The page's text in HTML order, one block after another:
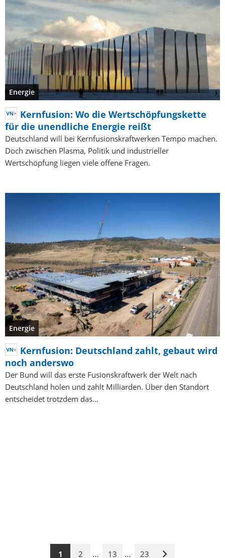
Energie
Kernfusion: Wo die Wertschöpfungskette
für die unendliche Energie reißt
Deutschland will bei Kernfusionskraftwerken Tempo machen.
Doch zwischen Plasma, Politik und industrieller
Wertschöpfung liegen viele offene Fragen.
Energie
Kernfusion: Deutschland zahlt, gebaut wird
noch anderswo
Der Bund will das erste Fusionskraftwerk der Welt nach
Deutschland holen und zahlt Milliarden. Über den Standort
entscheidet trotzdem das…
1 2 … 13 … 23